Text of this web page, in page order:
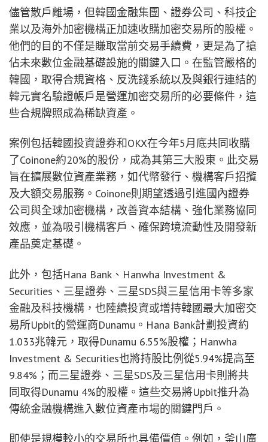
儘管散戶離場，但韓國金融集團、證券公司、科技企
業以及海外加密機構正加速收購加密交易所的股權。
他們的目的不僅是賺取當前交易手續費，更是為了搶
佔未來數位金融基礎設施的關鍵入口。在監管嚴格的
韓國，取得合規資格、反洗錢系統以及與銀行連結的
韓元實名驗證帳戶是營運加密交易所的必要條件，這
些合規牌照成為稀缺資產。
案例包括韓國投資證券和OKX在今年5月底共同收購
了Coinone約20%的股份，成為其第三大股東。此交易
旨在擴展數位資產業務，如代幣發行、機構客戶招攬
及大額交易服務。Coinone則期望透過引進國內證券
公司與全球加密機構，改善資本結構、強化業務協同
效應，並為吸引機構客戶、確保跨境流動性及開發新
產品奠定基礎。
此外，包括Hana Bank、Hanwha Investment &
Securities、三星證券、三星SDS與三星信用卡等多家
金融及科技機構，也陸續投資或增持韓國最大加密交
易所Upbit的營運商Dunamu。Hana Bank計劃投資約
1.033兆韓元，取得Dunamu 6.55%股權；Hanwha
Investment & Securities也將持股比例從5.94%提高至
9.84%；而三星證券、三星SDS及三星信用卡則將共
同取得Dunamu 4%的股權。這些交易將Upbit推升為
傳統金融機構進入數位資產市場的關鍵門戶。
即使是規模較小的交易所也具備價值。例如，釜山廣